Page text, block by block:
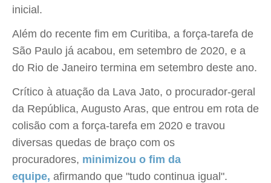
inicial.
Além do recente fim em Curitiba, a força-tarefa de
São Paulo já acabou, em setembro de 2020, e a
do Rio de Janeiro termina em setembro deste ano.
Crítico à atuação da Lava Jato, o procurador-geral
da República, Augusto Aras, que entrou em rota de
colisão com a força-tarefa em 2020 e travou
diversas quedas de braço com os
procuradores, minimizou o fim da
equipe, afirmando que "tudo continua igual".